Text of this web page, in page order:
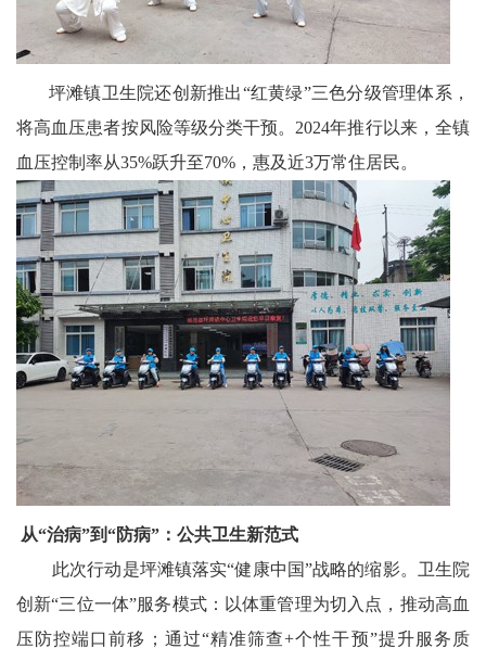
坪滩镇卫生院还创新推出“红黄绿”三色分级管理体系，
将高血压患者按风险等级分类干预。2024年推行以来，全镇
血压控制率从35%跃升至70%，惠及近3万常住居民。
从“治病”到“防病”：公共卫生新范式
此次行动是坪滩镇落实“健康中国”战略的缩影。卫生院
创新“三位一体”服务模式：以体重管理为切入点，推动高血
压防控端口前移；通过“精准筛查+个性干预”提升服务质